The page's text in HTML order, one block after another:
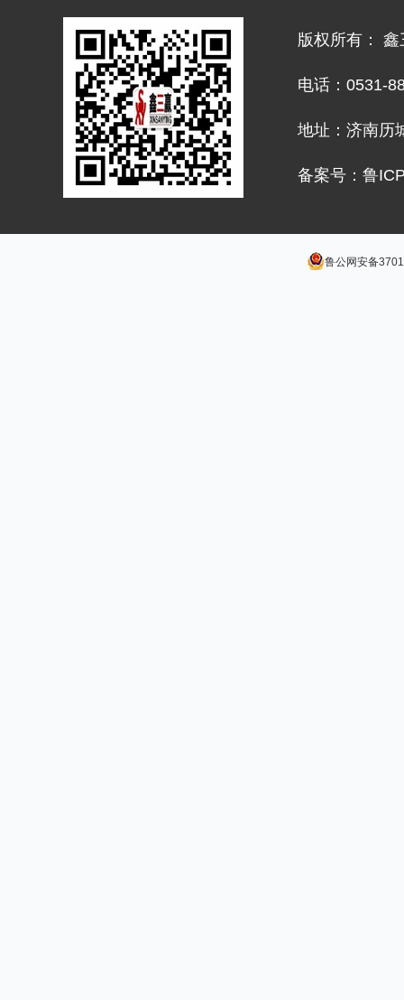
版权所有：
电话：0531-
地址：济南历
备案号：鲁
鲁公网安备